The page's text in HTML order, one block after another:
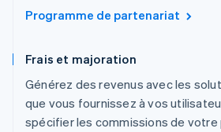
Programme de partenariat
Frais et majoration
Générez des revenus avec les
que vous fournissez à vos
spécifier les commissions de